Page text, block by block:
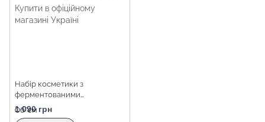
Набір косметики з
ферментованими
компонентами 2 в 1 Benton
Fermentation Essence Set
1 090 грн
Об `єм